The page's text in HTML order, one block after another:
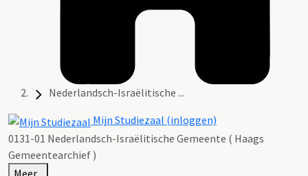
Nederlandsch-Israëlitische ...
Mijn Studiezaal (inloggen)
0131-01 Nederlandsch-Israëlitische Gemeente ( Haags
Gemeentearchief )
Meer...